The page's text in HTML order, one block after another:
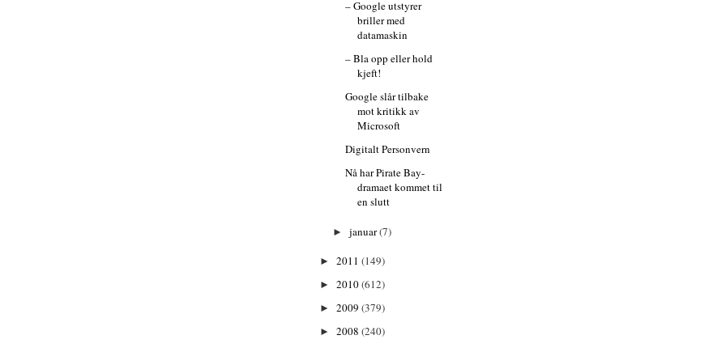
– Google utstyrer
briller med
datamaskin
– Bla opp eller hold
kjeft!
Google slår tilbake
mot kritikk av
Microsoft
Digitalt Personvern
Nå har Pirate Bay-
dramaet kommet til
en slutt
► januar(7)
► 2011 (149)
► 2010(612)
► 2009 (379)
► 2008 (240)